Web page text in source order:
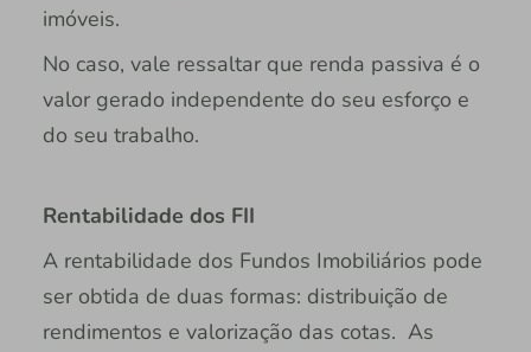
imóveis.
No caso, vale ressaltar que renda passiva é o
valor gerado independente do seu esforço e
do seu trabalho.
Rentabilidade dos FII
A rentabilidade dos Fundos Imobiliários pode
ser obtida de duas formas: distribuição de
rendimentos e valorização das cotas. As